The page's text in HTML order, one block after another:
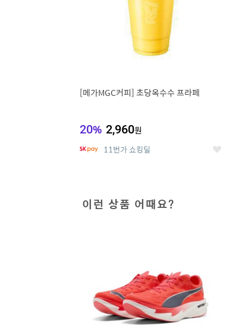
[메가MGC커피] 초당옥수수 프라페
20% 2,960원
11번가 쇼킹딜 좋
이런 상품 어때요?